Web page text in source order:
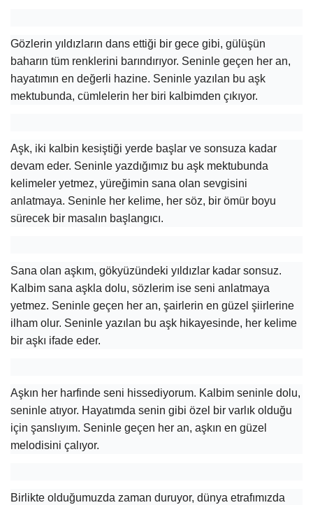
Gözlerin yıldızların dans ettiği bir gece gibi, gülüşün
baharın tüm renklerini barındırıyor. Seninle geçen her an,
hayatımın en değerli hazine. Seninle yazılan bu aşk
mektubunda, cümlelerin her biri kalbimden çıkıyor.
Aşk, iki kalbin kesiştiği yerde başlar ve sonsuza kadar
devam eder. Seninle yazdığımız bu aşk mektubunda
kelimeler yetmez, yüreğimin sana olan sevgisini
anlatmaya. Seninle her kelime, her söz, bir ömür boyu
sürecek bir masalın başlangıcı.
Sana olan aşkım, gökyüzündeki yıldızlar kadar sonsuz.
Kalbim sana aşkla dolu, sözlerim ise seni anlatmaya
yetmez. Seninle geçen her an, şairlerin en güzel şiirlerine
ilham olur. Seninle yazılan bu aşk hikayesinde, her kelime
bir aşkı ifade eder.
Aşkın her harfinde seni hissediyorum. Kalbim seninle dolu,
seninle atıyor. Hayatımda senin gibi özel bir varlık olduğu
için şanslıyım. Seninle geçen her an, aşkın en güzel
melodisini çalıyor.
Birlikte olduğumuzda zaman duruyor, dünya etrafımızda